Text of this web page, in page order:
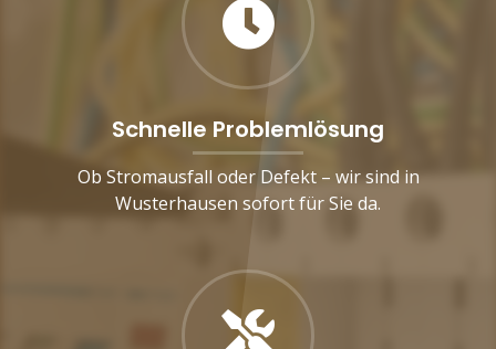
Schnelle Problemlösung
Ob Stromausfall oder Defekt – wir sind in
Wusterhausen sofort für Sie da.